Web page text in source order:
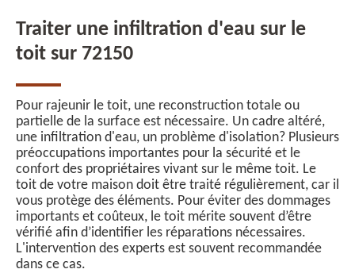
Traiter une infiltration d'eau sur le
toit sur 72150
Pour rajeunir le toit, une reconstruction totale ou
partielle de la surface est nécessaire. Un cadre altéré,
une infiltration d'eau, un problème d'isolation? Plusieurs
préoccupations importantes pour la sécurité et le
confort des propriétaires vivant sur le même toit. Le
toit de votre maison doit être traité régulièrement, car il
vous protège des éléments. Pour éviter des dommages
importants et coûteux, le toit mérite souvent d’être
vérifié afin d’identifier les réparations nécessaires.
L'intervention des experts est souvent recommandée
dans ce cas.